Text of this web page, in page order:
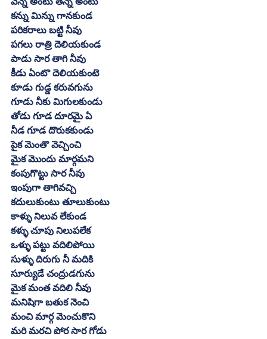
కన్ను మిన్ను గానకుండ
పరికరాలు బట్టి నీవు
పగలు రాత్రి దెలియకుండ
పాడు సార తాగి నీవు
కీడు ఏంటొ దెలియకుంటె
కూడు గుడ్డ కరువగును
గూడు నీకు మిగులకుండు
తోడు గూడ దూరమై ఏ
నీడ గూడ దొరుకకుండు
పైక మెంతొ వెచ్చించి
మైక మొందు మార్గమని
కంపుగొట్టు సార నీవు
ఇంపుగా తాగివచ్చి
కదులుకుంటు తూలుకుంటు
కాళ్ళు నిలువ లేకుండ
కళ్ళు చూపు నిలుపలేక
ఒళ్ళు పట్టు వదిలిపోయి
సుళ్ళు దిరుగు నీ మదికి
సూర్యుడే చంద్రుడగును
మైక మంత వదిలి నీవు
మనిషిగా బతుక నెంచి
మంచి మార్గ మెంచుకొని
మరి మరచి పోర సార గోడు